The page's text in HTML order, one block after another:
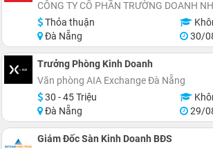
CÔNG TY CỔ PHẦN TRƯỜNG DOANH
Thỏa thuận
Đà Nẵng
30/
Trưởng Phòng Kinh Doanh
Văn phòng AIA Exchange Đà Nẵng
30 - 45 Triệu
Đà Nẵng
29/
Giám Đốc Sàn Kinh Doanh BĐS